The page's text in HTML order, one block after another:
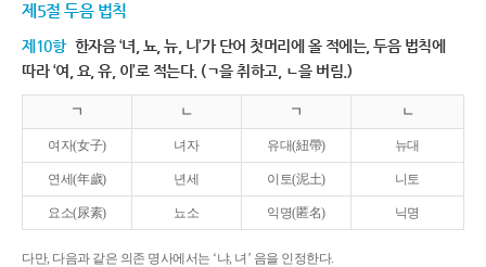
제5절 두음 법칙
제10항 한자음 ‘녀, 뇨, 뉴, 니’가 단어 첫머리에 올 적에는, 두음 법칙에
따라 ‘여, 요, 유, 이’로 적는다. (ㄱ을 취하고, ㄴ을 버림.)
ㄱ ㄴ ㄱ ㄴ
여자(女子) 녀자 유대(紐帶) 뉴대
연세(年歲) 년세 이토(泥土) 니토
요소(尿素) 뇨소 익명(匿名) 닉명
다만, 다음과 같은 의존 명사에서는 ‘냐, 녀’ 음을 인정한다.